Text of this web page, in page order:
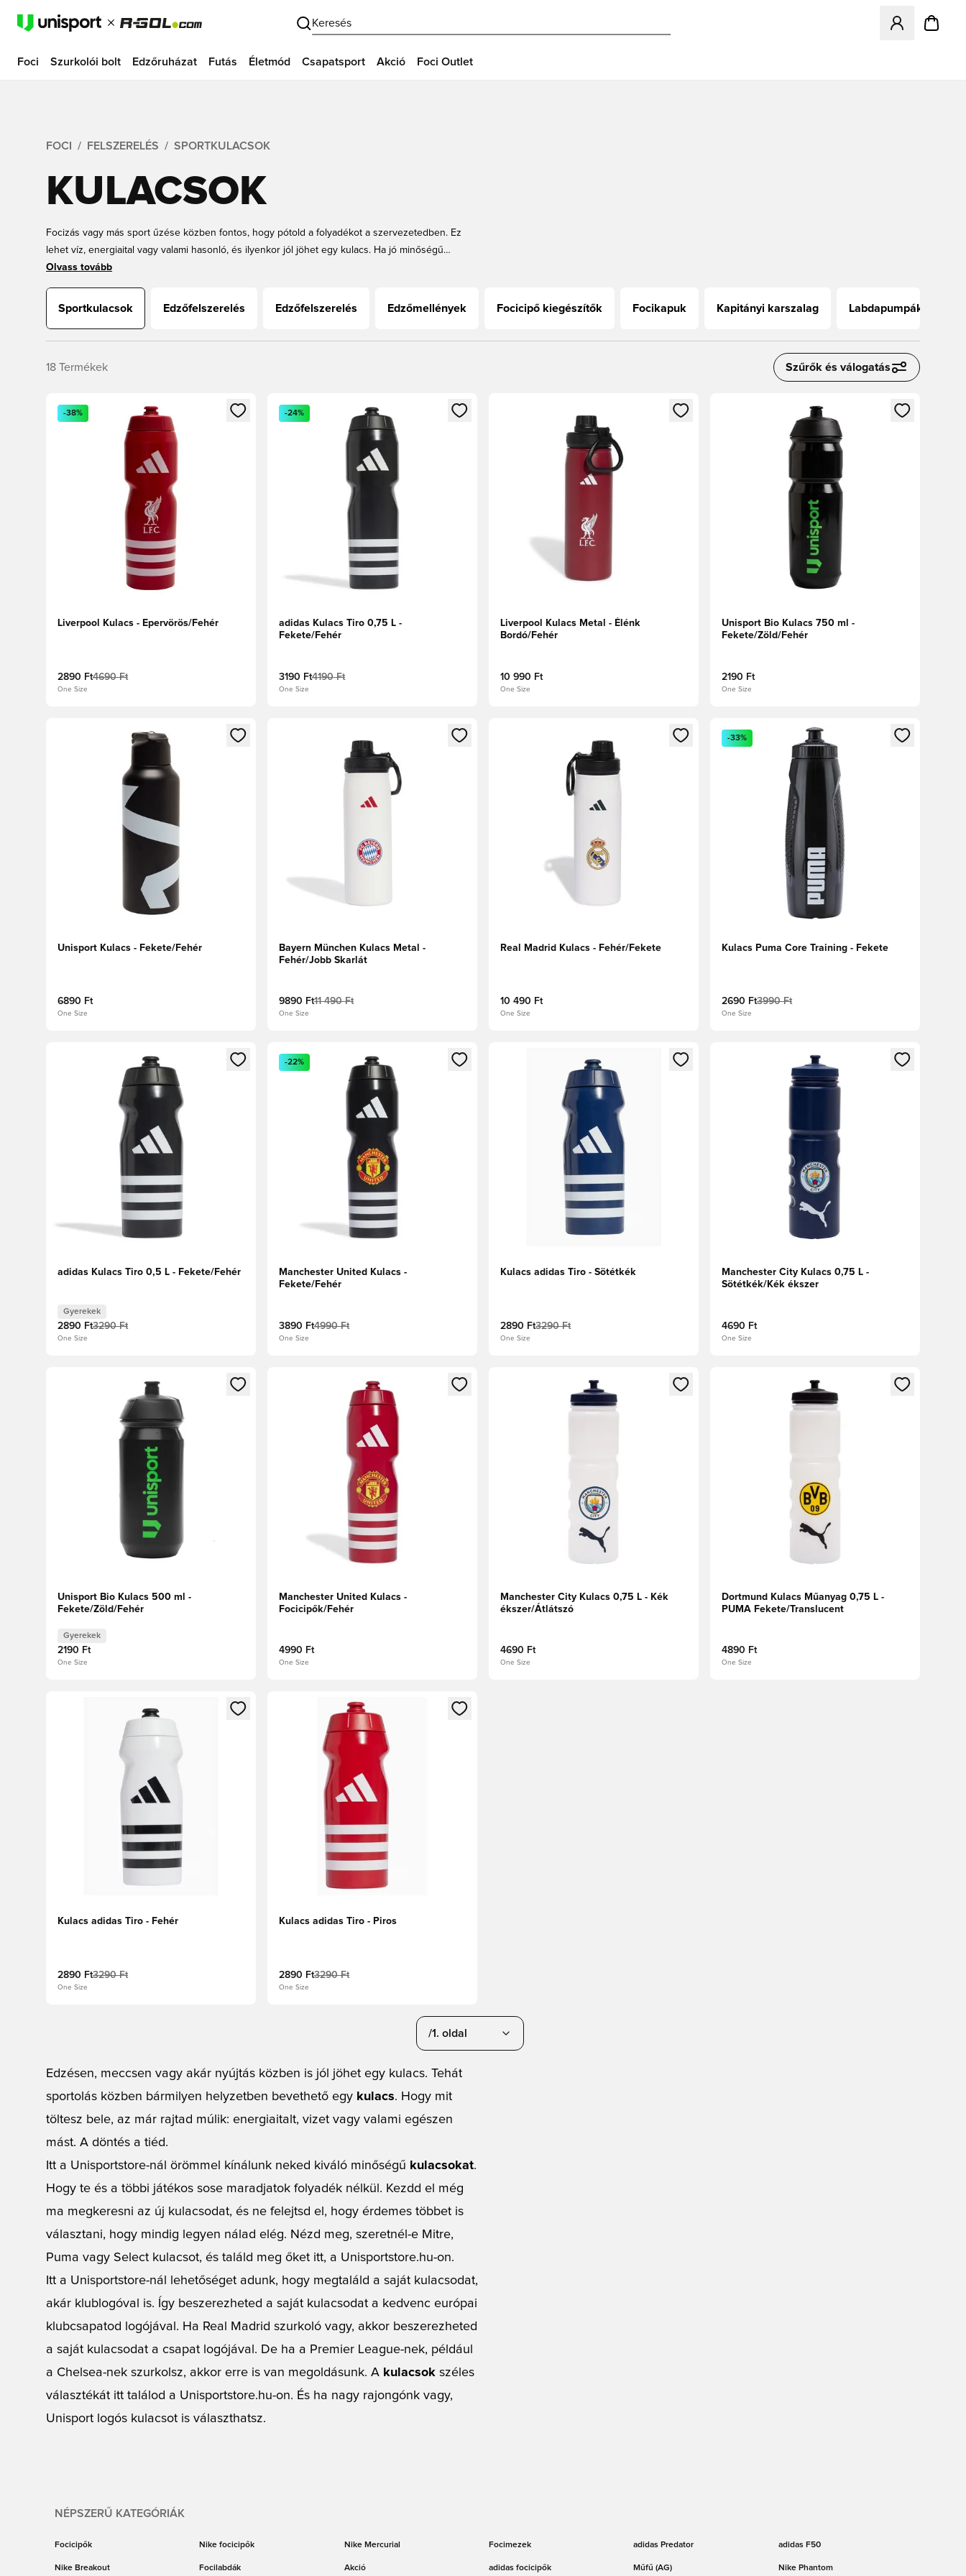
Keresés
Megnyit egy
Foci Szurkolói bolt Edzőruházat Futás Életmód Csapatsport Akció Foci Outlet
FOCI FELSZERELÉS SPORTKULACSOK
KULACSOK
Focizás vagy más sport űzése közben fontos, hogy pótold a folyadékot a szervezetedben. Ez
lehet víz, energiaital vagy valami hasonló, és ilyenkor jól jöhet egy kulacs. Ha jó minőségű
kulacsokat szeretnél logóval vagy szöveggel, akkor nálunk, a Unisportstore.com-on nagy
beruháznod néhány kulacsra, csak a biztonság kedvéért.
Olvass tovább
Sportkulacsok Edzőfelszerelés Edzőfelszerelés Edzőmellények Focicipő kiegészítők Focikapuk Kapitányi karszalag Labdapumpák
18 Termékek Szűrők és válogatás
Megnyit egy modált a bejelentkezéshez vagy a tagként való regisztrációhoz
-38%
Liverpool Kulacs - Epervörös/Fehér
2890 Ft4690 Ft
One Size
Megnyit egy modált a bejelentkezéshez vagy a tagként való regisztrációhoz
-24%
adidas Kulacs Tiro 0,75 L -
Fekete/Fehér
3190 Ft4190 Ft
One Size
Megnyit egy modált a bejelentkezéshez vagy a tagként való regisztrációhoz
Liverpool Kulacs Metal - Élénk
Bordó/Fehér
10 990 Ft
One Size
Megnyit egy modált a bejelentkezéshez vagy a
Unisport Bio Kulacs 750 ml -
Fekete/Zöld/Fehér
2190 Ft
One Size
Megnyit egy modált a bejelentkezéshez vagy a tagként való regisztrációhoz
Unisport Kulacs - Fekete/Fehér
6890 Ft
One Size
Megnyit egy modált a bejelentkezéshez vagy a tagként való regisztrációhoz
Bayern München Kulacs Metal -
Fehér/Jobb Skarlát
9890 Ft11 490 Ft
One Size
Megnyit egy modált a bejelentkezéshez vagy a tagként való regisztrációhoz
Real Madrid Kulacs - Fehér/Fekete
10 490 Ft
One Size
Megnyit egy modált a bejelentkezéshez vagy a
-33%
Kulacs Puma Core Training - Fekete
2690 Ft3990 Ft
One Size
Megnyit egy modált a bejelentkezéshez vagy a tagként való regisztrációhoz
adidas Kulacs Tiro 0,5 L - Fekete/Fehér
Gyerekek
2890 Ft3290 Ft
One Size
Megnyit egy modált a bejelentkezéshez vagy a tagként való regisztrációhoz
-22%
Manchester United Kulacs -
Fekete/Fehér
3890 Ft4990 Ft
One Size
Megnyit egy modált a bejelentkezéshez vagy a tagként való regisztrációhoz
Kulacs adidas Tiro - Sötétkék
2890 Ft3290 Ft
One Size
Megnyit egy modált a bejelentkezéshez vagy a
Manchester City Kulacs 0,75 L -
Sötétkék/Kék ékszer
4690 Ft
One Size
Megnyit egy modált a bejelentkezéshez vagy a tagként való regisztrációhoz
Unisport Bio Kulacs 500 ml -
Fekete/Zöld/Fehér
Gyerekek
2190 Ft
One Size
Megnyit egy modált a bejelentkezéshez vagy a tagként való regisztrációhoz
Manchester United Kulacs -
Focicipők/Fehér
4990 Ft
One Size
Megnyit egy modált a bejelentkezéshez vagy a tagként való regisztrációhoz
Manchester City Kulacs 0,75 L - Kék
ékszer/Átlátszó
4690 Ft
One Size
Megnyit egy modált a bejelentkezéshez vagy a
Dortmund Kulacs Műanyag 0,75 L -
PUMA Fekete/Translucent
4890 Ft
One Size
Megnyit egy modált a bejelentkezéshez vagy a tagként való regisztrációhoz
Kulacs adidas Tiro - Fehér
2890 Ft3290 Ft
One Size
Megnyit egy modált a bejelentkezéshez vagy a tagként való regisztrációhoz
Kulacs adidas Tiro - Piros
2890 Ft3290 Ft
One Size
/1. oldal
Edzésen, meccsen vagy akár nyújtás közben is jól jöhet egy kulacs. Tehát
sportolás közben bármilyen helyzetben bevethető egy kulacs. Hogy mit
töltesz bele, az már rajtad múlik: energiaitalt, vizet vagy valami egészen
mást. A döntés a tiéd.
Itt a Unisportstore-nál örömmel kínálunk neked kiváló minőségű kulacsokat.
Hogy te és a többi játékos sose maradjatok folyadék nélkül. Kezdd el még
ma megkeresni az új kulacsodat, és ne felejtsd el, hogy érdemes többet is
választani, hogy mindig legyen nálad elég. Nézd meg, szeretnél-e Mitre,
Puma vagy Select kulacsot, és találd meg őket itt, a Unisportstore.hu-on.
Itt a Unisportstore-nál lehetőséget adunk, hogy megtaláld a saját kulacsodat,
akár klublogóval is. Így beszerezheted a saját kulacsodat a kedvenc európai
klubcsapatod logójával. Ha Real Madrid szurkoló vagy, akkor beszerezheted
a saját kulacsodat a csapat logójával. De ha a Premier League-nek, például
a Chelsea-nek szurkolsz, akkor erre is van megoldásunk. A kulacsok széles
választékát itt találod a Unisportstore.hu-on. És ha nagy rajongónk vagy,
Unisport logós kulacsot is választhatsz.
NÉPSZERŰ KATEGÓRIÁK
Focicipők Nike focicipők Nike Mercurial Focimezek adidas Predator adidas F50
Nike Breakout Focilabdák Akció adidas focicipők Műfű (AG) Nike Phantom